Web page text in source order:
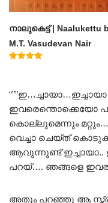
നാലുകെട്ട് | Naalukettu
M.T. Vasudevan Nair
ഇവരെന്തൊക്കെയോ
കൊല്ലുമെന്നും
വെച്ചാ ചെയ്ത്
ആവുന്നുണ്ട് ഇച്ചായാ..
പറയ്…. ഞങ്ങളെ ഇവര്
അതും പറഞ്ഞു ആ സ്ത്രീ